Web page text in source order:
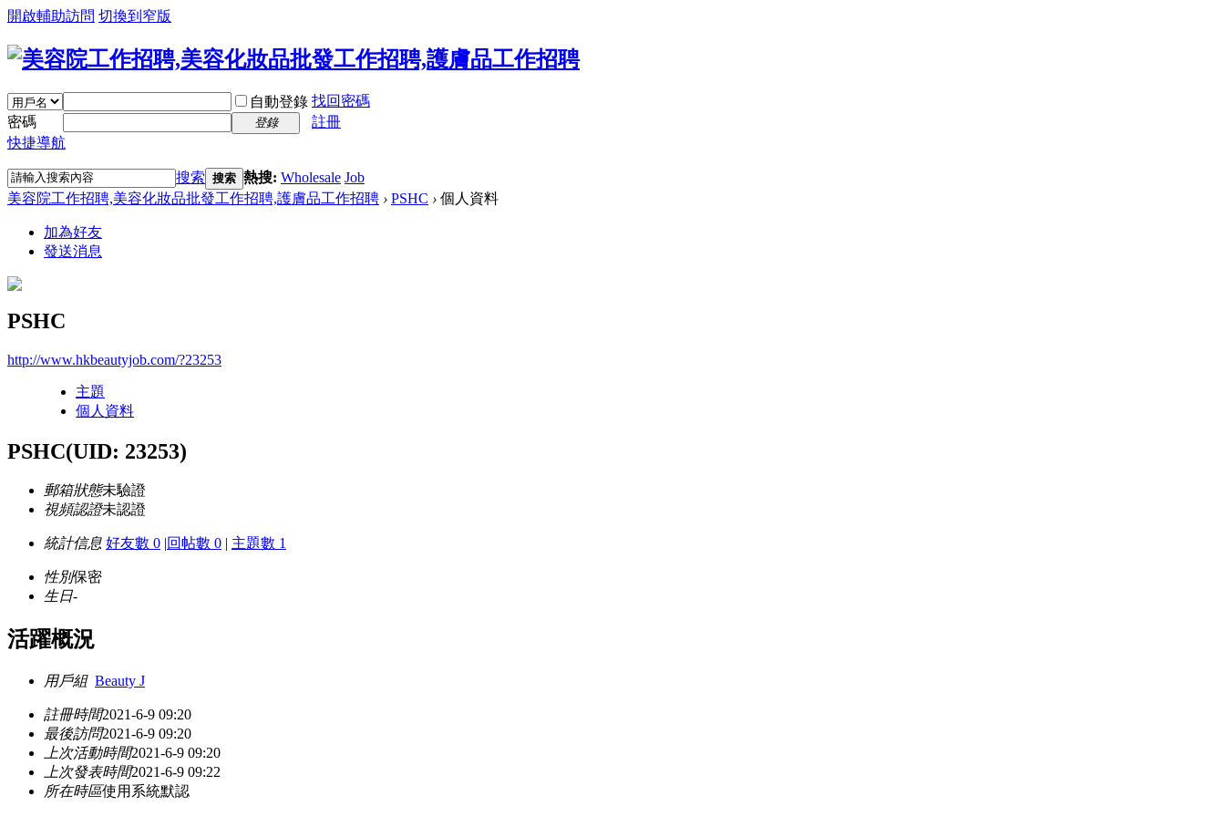
開啟輔助訪問 切換到窄版
自動登錄 找回密碼
密碼
登錄
註冊
快捷導航
搜索 搜索 熱搜: Wholesale Job
美容院工作招聘,美容化妝品批發工作招聘,護膚品工作招聘 › PSHC › 個人資料
加為好友
發送消息
PSHC
http://www.hkbeautyjob.com/?23253
主題
個人資料
PSHC(UID: 23253)
郵箱狀態未驗證
視頻認證未認證
統計信息 好友數 0 |回帖數 0 | 主題數 1
性別保密
生日-
活躍概況
用戶組 Beauty J
註冊時間2021-6-9 09:20
最後訪問2021-6-9 09:20
上次活動時間2021-6-9 09:20
上次發表時間2021-6-9 09:22
所在時區使用系統默認